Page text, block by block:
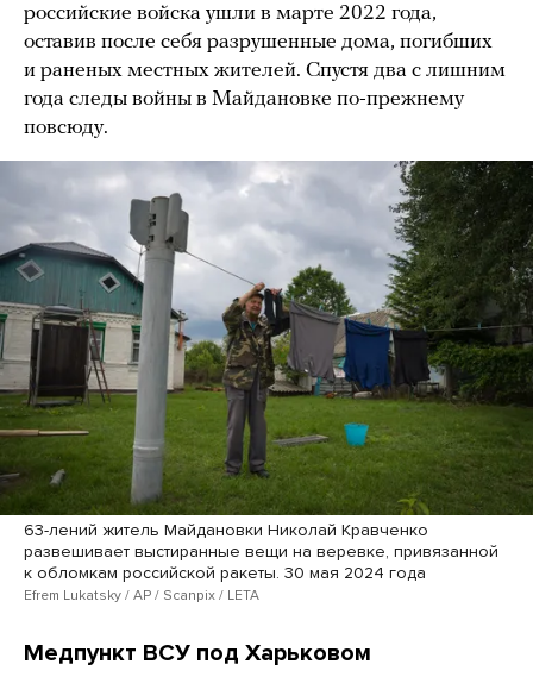
российские войска ушли в марте 2022 года,
оставив после себя разрушенные дома, погибших
и раненых местных жителей. Спустя два с лишним
года следы войны в Майдановке по-прежнему
повсюду.
63-лений житель Майдановки Николай Кравченко
развешивает выстиранные вещи на веревке, привязанной
к обломкам российской ракеты. 30 мая 2024 года
Efrem Lukatsky / AP / Scanpix / LETA
Медпункт ВСУ под Харьковом